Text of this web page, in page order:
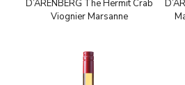
D’ARENBERG The Hermit Crab
Viognier Marsanne